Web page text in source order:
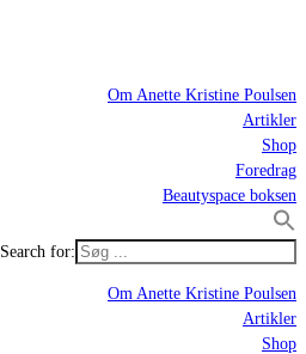
Om Anette Kristine Poulsen
Artikler
Shop
Foredrag
Beautyspace boksen
Search for:
Om Anette Kristine Poulsen
Artikler
Shop